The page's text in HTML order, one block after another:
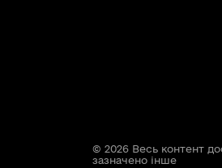
© 2026 Весь контент
зазначено інше